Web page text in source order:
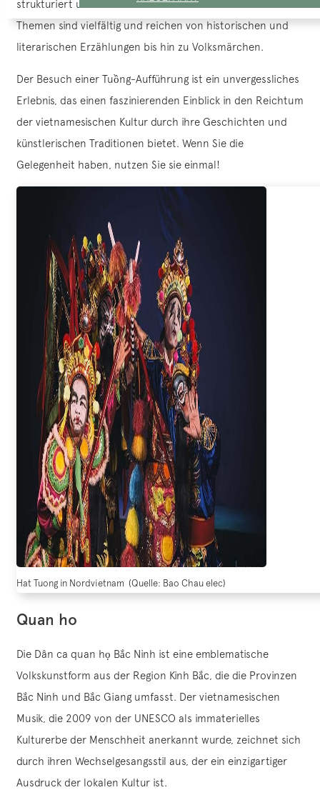
strukturiert und in drei Akte unterteilt. Die behandelten
Themen sind vielfältig und reichen von historischen und
literarischen Erzählungen bis hin zu Volksmärchen.
Der Besuch einer Tuồng-Aufführung ist ein unvergessliches
Erlebnis, das einen faszinierenden Einblick in den Reichtum
der vietnamesischen Kultur durch ihre Geschichten und
künstlerischen Traditionen bietet. Wenn Sie die
Gelegenheit haben, nutzen Sie sie einmal!
Hat Tuong in Nordvietnam (Quelle: Bao Chau elec)
Quan ho
Die Dân ca quan họ Bắc Ninh ist eine emblematische
Volkskunstform aus der Region Kinh Bắc, die die Provinzen
Bắc Ninh und Bắc Giang umfasst. Der vietnamesischen
Musik, die 2009 von der UNESCO als immaterielles
Kulturerbe der Menschheit anerkannt wurde, zeichnet sich
durch ihren Wechselgesangsstil aus, der ein einzigartiger
Ausdruck der lokalen Kultur ist.